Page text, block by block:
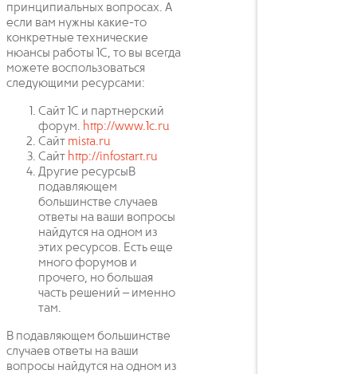
принципиальных вопросах. А
если вам нужны какие-то
конкретные технические
нюансы работы 1С, то вы всегда
можете воспользоваться
следующими ресурсами:
Сайт 1С и партнерский
форум. http://www.1c.ru
Сайтmista.ru
Сайт http://infostart.ru
Другие ресурсыВ
подавляющем
большинстве случаев
ответы на ваши вопросы
найдутся на одном из
этих ресурсов. Есть еще
много форумов и
прочего, но большая
часть решений – именно
там.
В подавляющем большинстве
случаев ответы на ваши
вопросы найдутся на одном из